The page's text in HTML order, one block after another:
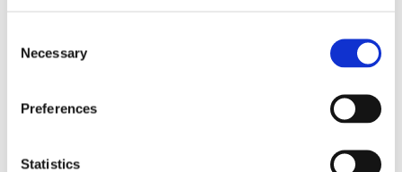
Necessary
Preferences
Statistics
”Jeg fik overfor Lavrov slået fast, at vi gerne vil samarbejde
udvikling i Arktis. Men at Ruslands opførsel i Ukraine er
uacceptabel og at vi derfor står fast på den fælles NATO-
og EU-linje, herunder også med sanktioner. Samtidig er